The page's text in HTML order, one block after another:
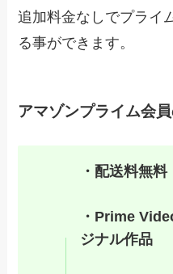
追加料金なしでプライ
る事ができます。
アマゾンプライム会
・配送料無
・Prime
ジナル作品